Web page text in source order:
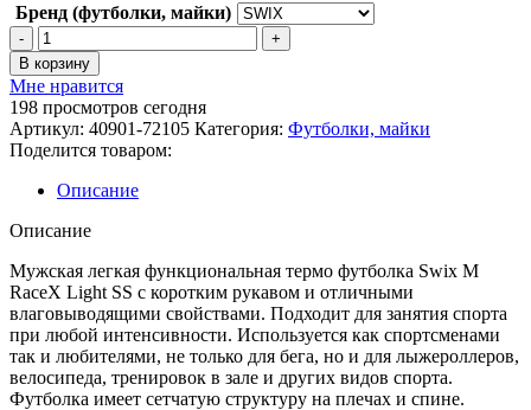
Бренд (футболки, майки)
Количество
товара
Футболка
SWIX
Race
X
Light
В корзину
Мне нравится
198 просмотров сегодня
Артикул: 40901-72105 Категория: Футболки, майки
Поделится товаром:
Описание
Описание
Мужская легкая функциональная термо футболка Swix M
RaceX Light SS с коротким рукавом и отличными
влаговыводящими свойствами. Подходит для занятия спорта
при любой интенсивности. Используется как спортсменами
так и любителями, не только для бега, но и для лыжероллеров,
велосипеда, тренировок в зале и других видов спорта.
Футболка имеет сетчатую структуру на плечах и спине.